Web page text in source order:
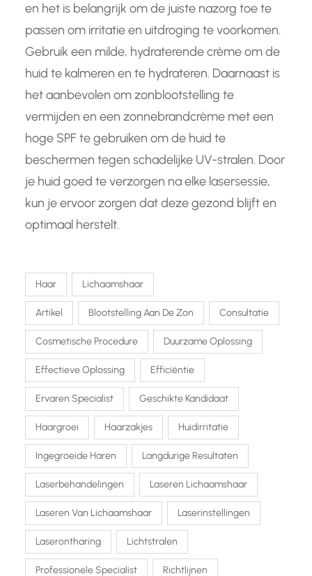
en het is belangrijk om de juiste nazorg toe te
passen om irritatie en uitdroging te voorkomen.
Gebruik een milde, hydraterende crème om de
huid te kalmeren en te hydrateren. Daarnaast is
het aanbevolen om zonblootstelling te
vermijden en een zonnebrandcrème met een
hoge SPF te gebruiken om de huid te
beschermen tegen schadelijke UV-stralen. Door
je huid goed te verzorgen na elke lasersessie,
kun je ervoor zorgen dat deze gezond blijft en
optimaal herstelt.
Haar Lichaamshaar
Artikel Blootstelling Aan De Zon Consultatie
Cosmetische Procedure Duurzame Oplossing
Effectieve Oplossing Efficiëntie
Ervaren Specialist Geschikte Kandidaat
Haargroei Haarzakjes Huidirritatie
Ingegroeide Haren Langdurige Resultaten
Laserbehandelingen Laseren Lichaamshaar
Laseren Van Lichaamshaar Laserinstellingen
Laserontharing Lichtstralen
Professionele Specialist Richtlijnen